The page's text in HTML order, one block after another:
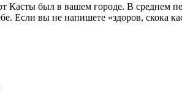
Касты был в вашем городе. В среднем
Если вы не напишете «здоров, скока